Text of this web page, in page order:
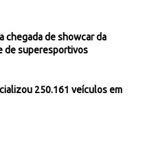
chegada de showcar da
de superesportivos
250.161 veículos em